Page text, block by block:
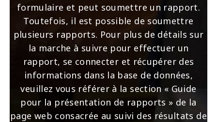
formulaire et peut soumettre un rapport.
Toutefois, il est possible de soumettre
plusieurs rapports. Pour plus de détails sur
la marche à suivre pour effectuer un
rapport, se connecter et récupérer des
informations dans la base de données,
veuillez vous référer à la section « Guide
pour la présentation de rapports » de la
page web consacrée au suivi des résultats de